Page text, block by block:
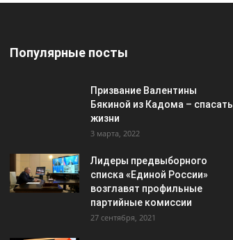
Популярные посты
Призвание Валентины
Бякиной из Кадома – спасать
жизни
3 марта, 2022
Лидеры предвыборного
списка «Единой России»
возглавят профильные
партийные комиссии
27 сентября, 2021